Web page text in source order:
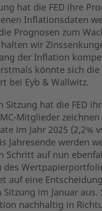
hat die FED ihre
Inflationsdaten
Prognosen zum
wir
der Inflation
könnte sich die
bei Eyb & Wallwitz.
hat die FED
Mitglieder
im Jahr 2025 (2,2%
Jahresende werden
Schritt auf nun
des
auf eine
im Januar
nachhaltig in